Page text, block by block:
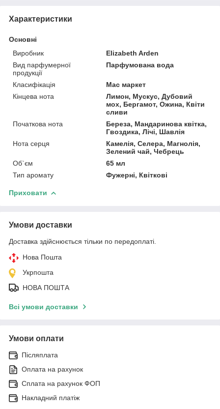
Характеристики
Основні
Виробник
Elizabeth Arden
Вид парфумерної
продукції
Парфумована вода
Класифікація
Мас маркет
Кінцева нота
Лимон, Мускус, Дубовий
мох, Бергамот, Ожина, Квіти
сливи
Початкова нота
Береза, Мандаринова квітка,
Гвоздика, Лічі, Шавлія
Нота серця
Камелія, Селера, Магнолія,
Зелений чай, Чебрець
Об`єм
65 мл
Тип аромату
Фужерні, Квіткові
Приховати
Умови доставки
Доставка здійснюється тільки по передоплаті.
Нова Пошта
Укрпошта
НОВА ПОШТА
Всі умови доставки
Умови оплати
Післяплата
Оплата на рахунок
Сплата на рахунок ФОП
Накладний платіж